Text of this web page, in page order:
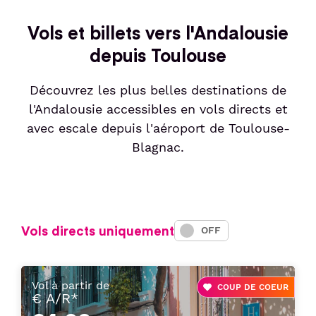
Vols et billets vers l'Andalousie
depuis Toulouse
Découvrez les plus belles destinations de
l'Andalousie accessibles en vols directs et
avec escale depuis l'aéroport de Toulouse-
Blagnac.
Vols directs uniquement ON OFF
COUP DE COEUR
Vol à partir de
€ A/R*